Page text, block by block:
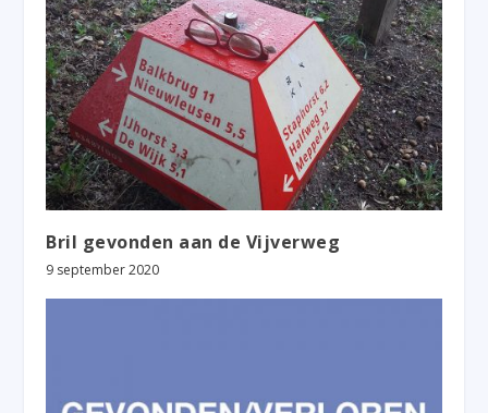
Bril gevonden aan de Vijverweg
9 september 2020